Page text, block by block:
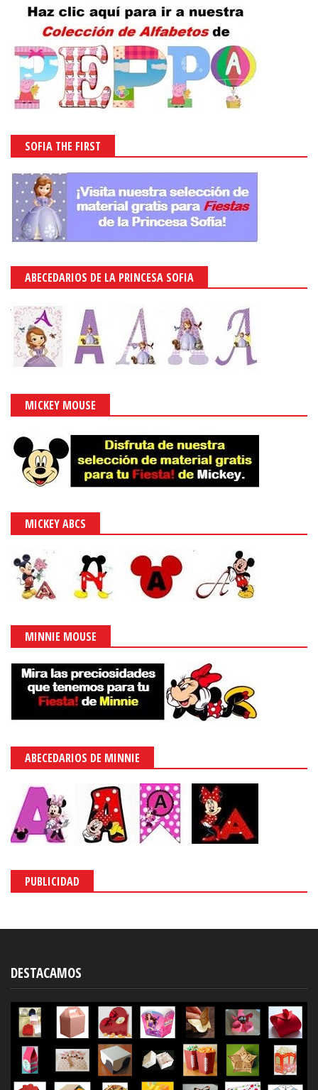
SOFIA THE FIRST
ABECEDARIOS DE LA PRINCESA SOFIA
MICKEY MOUSE
MICKEY ABCS
MINNIE MOUSE
ABECEDARIOS DE MINNIE
PUBLICIDAD
DESTACAMOS